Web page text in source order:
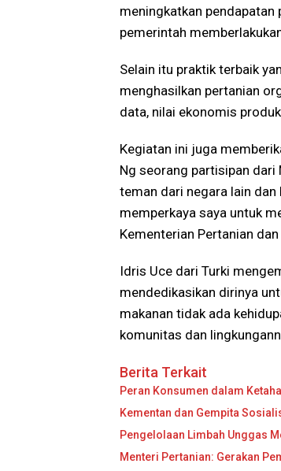
meningkatkan
pemerintah
Selain itu praktik terbaik
menghasilkan pertanian
data, nilai ekonomis
Kegiatan ini juga
Ng seorang partisipan dari
teman dari negara lain
memperkaya saya untuk
Kementerian Pertanian dan
Idris Uce dari Turki
mendedikasikan dirinya
makanan tidak ada
komunitas dan
Berita Terkait
Peran Konsumen dalam
Kementan dan Gempita
Pengelolaan Limbah Unggas
Menteri Pertanian: Gerakan